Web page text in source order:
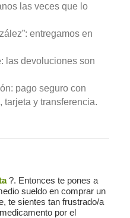
las veces que lo
entregamos en
las devoluciones son
pago seguro con
tarjeta y transferencia.
?. Entonces te pones a
sueldo en comprar un
te sientes tan frustrado/a
por el